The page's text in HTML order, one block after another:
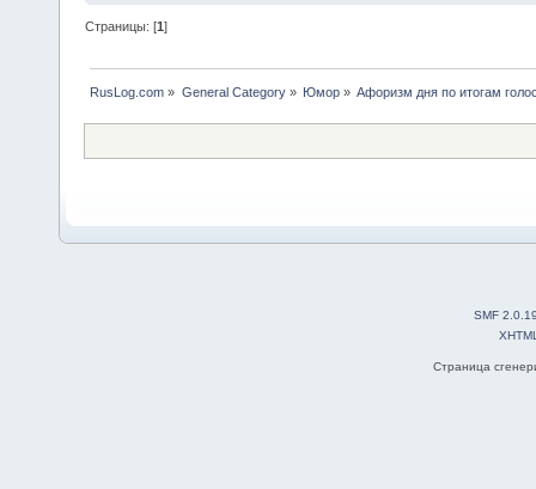
Страницы: [1]
RusLog.com » General Category» Юмор»
SMF
Страница